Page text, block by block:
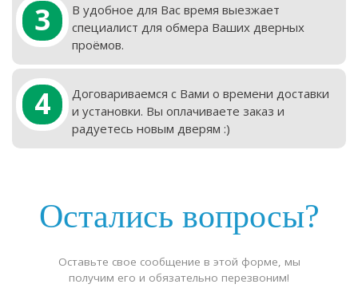
3
В удобное для Вас время выезжает
специалист для обмера Ваших дверных
проёмов.
4
Договариваемся с Вами о времени доставки
и установки. Вы оплачиваете заказ и
радуетесь новым дверям :)
Остались вопросы?
Оставьте свое сообщение в этой форме, мы
получим его и обязательно перезвоним!